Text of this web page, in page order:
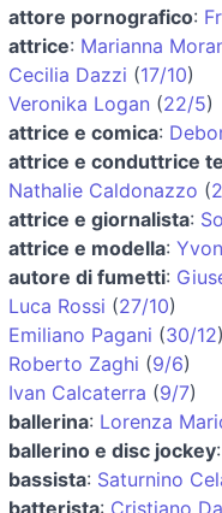
attore pornografico:
attrice: Marianna
Cecilia Dazzi (17/10)
Veronika Logan (22/5)
attrice e comica:
attrice e conduttrice
Nathalie Caldonazzo (
attrice e giornalista:
attrice e modella:
autore di fumetti:
Luca Rossi (27/10)
Emiliano Pagani (30/12)
Roberto Zaghi (9/6)
Ivan Calcaterra (9/7)
ballerina: Lorenza
ballerino e disc jockey:
bassista: Saturnino
batterista: Cristiano